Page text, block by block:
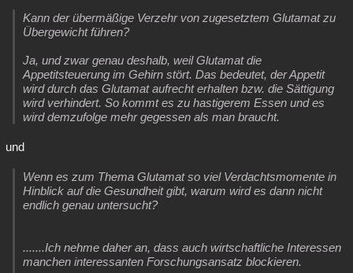
Kann der übermäßige Verzehr von zugesetztem Glutamat zu
Übergewicht führen?
Ja, und zwar genau deshalb, weil Glutamat die
Appetitsteuerung im Gehirn stört. Das bedeutet, der Appetit
wird durch das Glutamat aufrecht erhalten bzw. die Sättigung
wird verhindert. So kommt es zu hastigerem Essen und es
wird demzufolge mehr gegessen als man braucht.
und
Wenn es zum Thema Glutamat so viel Verdachtsmomente in
Hinblick auf die Gesundheit gibt, warum wird es dann nicht
endlich genau untersucht?
.......Ich nehme daher an, dass auch wirtschaftliche Interessen
manchen interessanten Forschungsansatz blockieren.